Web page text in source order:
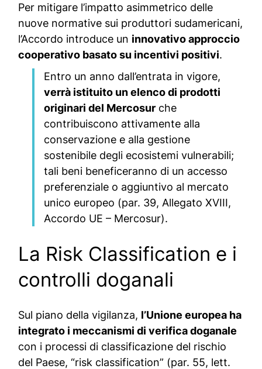
Per mitigare l’impatto asimmetrico delle
nuove normative sui produttori sudamericani,
l’Accordo introduce un innovativo approccio
cooperativo basato su incentivi positivi.
Entro un anno dall’entrata in vigore,
verrà istituito un elenco di prodotti
originari del Mercosur che
contribuiscono attivamente alla
conservazione e alla gestione
sostenibile degli ecosistemi vulnerabili;
tali beni beneficeranno di un accesso
preferenziale o aggiuntivo al mercato
unico europeo (par. 39, Allegato XVIII,
Accordo UE – Mercosur).
La Risk Classification e i
controlli doganali
Sul piano della vigilanza, l’Unione europea ha
integrato i meccanismi di verifica doganale
con i processi di classificazione del rischio
del Paese, “risk classification” (par. 55, lett.